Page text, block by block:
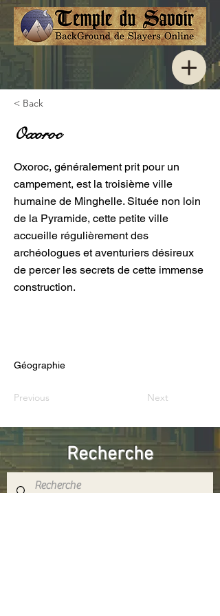
< Back
Oxoroc
Oxoroc, généralement prit pour un
campement, est la troisième ville
humaine de Minghelle. Située non loin
de la Pyramide, cette petite ville
accueille régulièrement des
archéologues et aventuriers désireux
de percer les secrets de cette immense
construction.
Géographie
Previous Next
Recherche